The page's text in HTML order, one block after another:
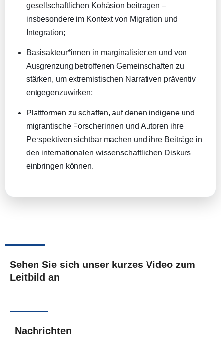
gesellschaftlichen Kohäsion beitragen –
insbesondere im Kontext von Migration und
Integration;
Basisakteur*innen in marginalisierten und von
Ausgrenzung betroffenen Gemeinschaften zu
stärken, um extremistischen Narrativen präventiv
entgegenzuwirken;
Plattformen zu schaffen, auf denen indigene und
migrantische Forscherinnen und Autoren ihre
Perspektiven sichtbar machen und ihre Beiträge in
den internationalen wissenschaftlichen Diskurs
einbringen können.
Sehen Sie sich unser kurzes Video zum
Leitbild an
Nachrichten